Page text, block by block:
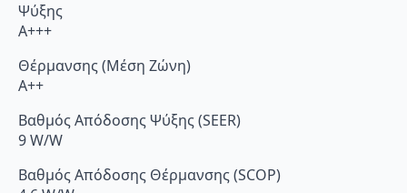
Ψύξης
A+++
Θέρμανσης (Μέση Ζώνη)
A++
Βαθμός Απόδοσης Ψύξης (SEER)
9 W/W
Βαθμός Απόδοσης Θέρμανσης (SCOP)